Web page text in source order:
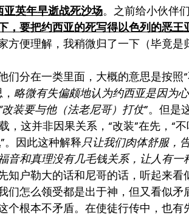
英年早逝战死沙场。之前给小伙伴
，要把约西亚的死写得以色列的恶王
方便理解，我稍微归了一下（毕竟是
们分在一类里面，大概的意思是按照
略微有失偏颇地认为约西亚是因为
装要与他（法老尼哥）打仗”。但是
，这并非因果关系，“改装”在先，“
”。因此这种解释只让我们肉体舒服，
音和真理没有几毛钱关系，让人有一
知户勒大的话和尼哥的话，听起来看
们怎么领受都是出于神，但又看似矛
个根本不矛盾。在使徒行传中，也有